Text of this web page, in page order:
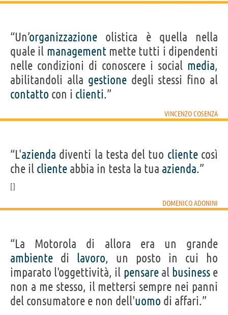
“Un’organizzazione olistica è quella nella
quale il managementmette tutti i dipendenti
nelle condizioni di conoscere i social media,
abilitandoli alla gestionedegli stessi fino al
contatto con i clienti.”
VINCENZO COSENZA
“L'azienda diventi la testa del tuo clientecosì
che il cliente abbia in testa la tua azienda.”
DOMENICO ADONINI
“La Motorola di allora era un grande
ambiente di lavoro, un posto in cui ho
imparato l'oggettività, il pensareal businesse
non a me stesso, il mettersi sempre nei panni
del consumatore e non dell'uomo di affari.”